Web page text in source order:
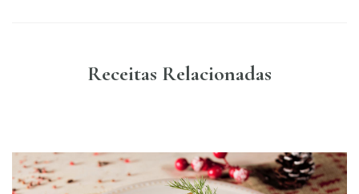
Receitas Relacionadas